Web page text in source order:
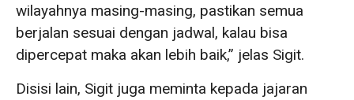
wilayahnya masing-masing, pastikan semua
berjalan sesuai dengan jadwal, kalau bisa
dipercepat maka akan lebih baik,” jelas Sigit.
Disisi lain, Sigit juga meminta kepada jajaran